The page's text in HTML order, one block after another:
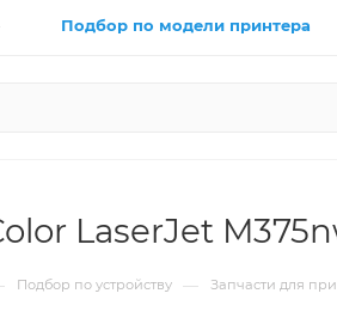
Подбор по модели принтера
LaserJet
Подбор по устройству — Запчасти для